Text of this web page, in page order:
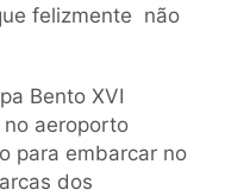
felizmente não
Bento XVI
aeroporto
para embarcar no
dos